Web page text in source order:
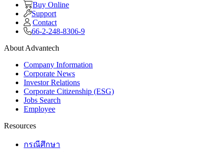
Buy Online
Support
Contact
66-2-248-8306-9
About Advantech
Company Information
Corporate News
Investor Relations
Corporate Citizenship (ESG)
Jobs Search
Employee
Resources
กรณีศึกษา